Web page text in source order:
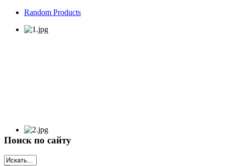
Random Products
Поиск по сайту